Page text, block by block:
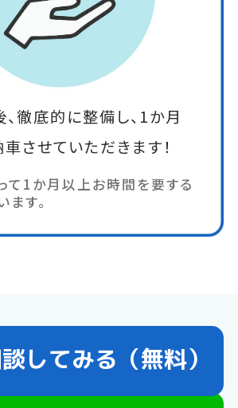
徹底的に整備し、1か月
させていただきます！
て1か月以上お時間を要する
す。
してみる（無料）